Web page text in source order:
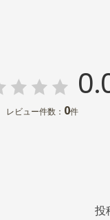
レビュー件数： 0件
投